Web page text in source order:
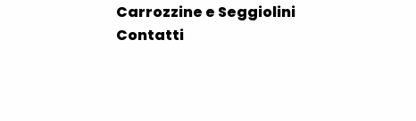
Carrozzine e Seggiolini
Contatti